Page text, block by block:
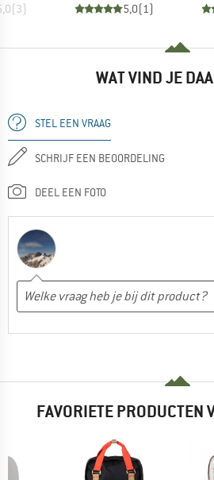
(3)
5,0(1)
WAT VIND JE
STEL EEN VRAAG
SCHRIJF EEN BEOORDELING
DEEL EEN FOTO
FAVORIETE PRODUCTEN